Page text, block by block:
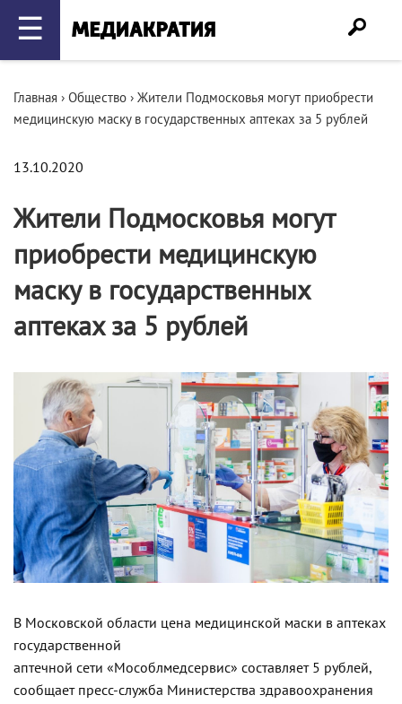
☰
Главная › Общество › Жители Подмосковья могут приобрести
медицинскую маску в государственных аптеках за 5 рублей
13.10.2020
Жители Подмосковья могут
приобрести медицинскую
маску в государственных
аптеках за 5 рублей
В Московской области цена медицинской маски в аптеках
государственной
аптечной сети «Мособлмедсервис» составляет 5 рублей,
сообщает пресс-служба Министерства здравоохранения